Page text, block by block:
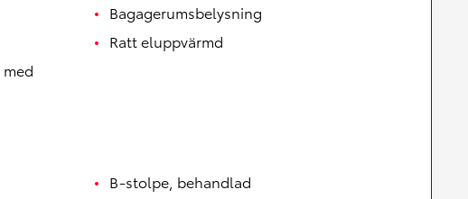
Bagagerumsbelysning
Ratt eluppvärmd
B-stolpe, behandlad